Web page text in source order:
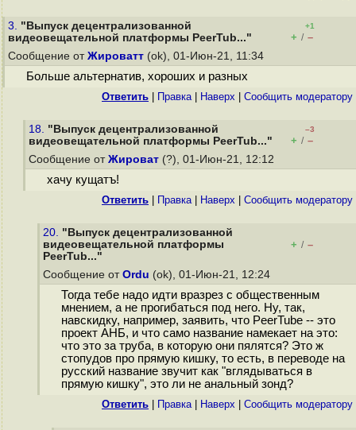
3. "Выпуск децентрализованной
видеовещательной платформы PeerTub..."
+1
+ / –
Сообщение от Жироватт (ok), 01-Июн-21, 11:34
Больше альтернатив, хороших и разных
Ответить Правка| Наверх Cообщить модератору
18. "Выпуск децентрализованной
видеовещательной платформы PeerTub..."
–3
+ / –
Сообщение от Жироват (?), 01-Июн-21, 12:12
хачу кущатъ!
Ответить Правка| Наверх Cообщить модератору
20. "Выпуск децентрализованной
видеовещательной платформы
PeerTub..."
+ / –
Сообщение от Ordu (ok), 01-Июн-21, 12:24
Тогда тебе надо идти вразрез с общественным
мнением, а не прогибаться под него. Ну, так,
навскидку, например, заявить, что PeerTube -- это
проект АНБ, и что само название намекает на это:
что это за труба, в которую они пялятся? Это ж
стопудов про прямую кишку, то есть, в переводе на
русский название звучит как "вглядываться в
прямую кишку", это ли не анальный зонд?
Ответить Правка| Наверх Cообщить модератору